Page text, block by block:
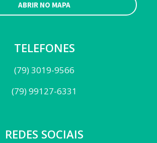
ABRIR NO MAPA
TELEFONES
(79) 3019-9566
(79) 99127-6331
REDES SOCIAIS